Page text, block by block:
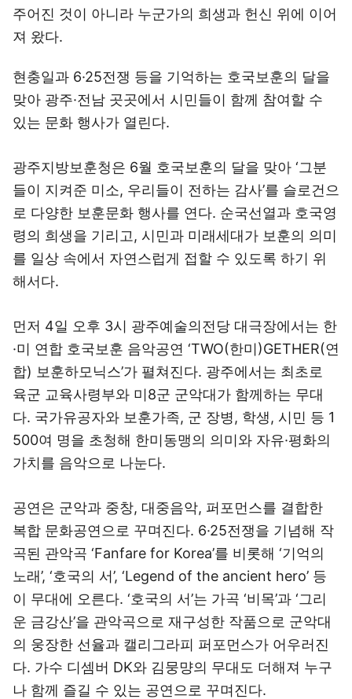
주어진 것이 아니라 누군가의 희생과 헌신 위에 이어
져 왔다.
현충일과 6·25전쟁 등을 기억하는 호국보훈의 달을
맞아 광주·전남 곳곳에서 시민들이 함께 참여할 수
있는 문화 행사가 열린다.
광주지방보훈청은 6월 호국보훈의 달을 맞아 ‘그분
들이 지켜준 미소, 우리들이 전하는 감사’를 슬로건으
로 다양한 보훈문화 행사를 연다. 순국선열과 호국영
령의 희생을 기리고, 시민과 미래세대가 보훈의 의미
를 일상 속에서 자연스럽게 접할 수 있도록 하기 위
해서다.
먼저 4일 오후 3시 광주예술의전당 대극장에서는 한
·미 연합 호국보훈 음악공연 ‘TWO(한미)GETHER(연
합) 보훈하모닉스’가 펼쳐진다. 광주에서는 최초로
육군 교육사령부와 미8군 군악대가 함께하는 무대
다. 국가유공자와 보훈가족, 군 장병, 학생, 시민 등 1
500여 명을 초청해 한미동맹의 의미와 자유·평화의
가치를 음악으로 나눈다.
공연은 군악과 중창, 대중음악, 퍼포먼스를 결합한
복합 문화공연으로 꾸며진다. 6·25전쟁을 기념해 작
곡된 관악곡 ‘Fanfare for Korea’를 비롯해 ‘기억의
노래’, ‘호국의 서’, ‘Legend of the ancient hero’ 등
이 무대에 오른다. ‘호국의 서’는 가곡 ‘비목’과 ‘그리
운 금강산’을 관악곡으로 재구성한 작품으로 군악대
의 웅장한 선율과 캘리그라피 퍼포먼스가 어우러진
다. 가수 디셈버 DK와 김뭉먕의 무대도 더해져 누구
나 함께 즐길 수 있는 공연으로 꾸며진다.